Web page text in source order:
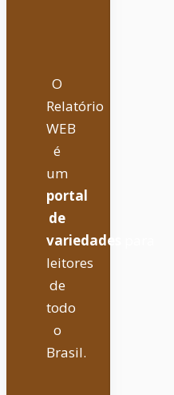
O
Relatório
WEB
é
um
portal
de
variedades
leitores
de
todo
o
Brasil.